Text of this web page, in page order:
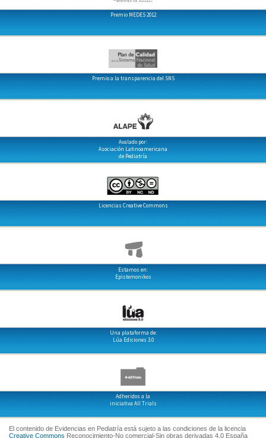
Premio MEDES 2012
Premio a la transparencia del SNS
Avalado por:
Asociación Latinoamericana
de Pediatría
Licencias Creative Commons
Estamos en:
Epistemonikos
Una plataforma de:
Lúa Ediciones 3.0
Adheridos a la
iniciativa All Trials
El contenido de Evidencias en Pediatría está sujeto a las condiciones de la licencia
Creative Commons Reconocimiento-No comercial-Sin obras derivadas 4.0 España